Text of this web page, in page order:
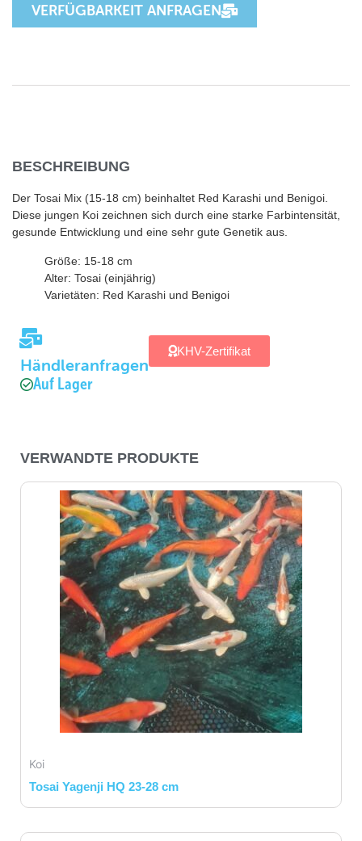
VERFÜGBARKEIT ANFRAGEN
BESCHREIBUNG
Der Tosai Mix (15-18 cm) beinhaltet Red Karashi und Benigoi.
Diese jungen Koi zeichnen sich durch eine starke Farbintensität,
gesunde Entwicklung und eine sehr gute Genetik aus.
Größe: 15-18 cm
Alter: Tosai (einjährig)
Varietäten: Red Karashi und Benigoi
Händleranfragen
KHV-Zertifikat
Auf Lager
VERWANDTE PRODUKTE
Koi
Tosai Yagenji HQ 23-28 cm